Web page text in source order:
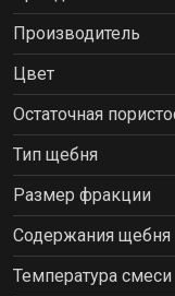
Производитель
Цвет
Остаточная
Тип щебня
Размер фракции
Содержания щебня
Температура смеси